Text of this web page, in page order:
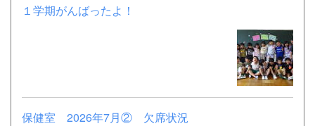
１学期がんばったよ！
保健室 2026年7月② 欠席状況